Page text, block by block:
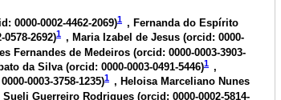
0000-0002-4462-2069)1 , Fernanda do Espírito
0578-2692)1 , Maria Izabel de Jesus (orcid: 0000-
Fernandes de Medeiros (orcid: 0000-0003-3903-
da Silva (orcid: 0000-0003-0491-5446)1 ,
0003-3758-1235)1 , Heloisa Marceliano Nunes
Sueli Guerreiro Rodrigues (orcid: 0000-0002-5814-